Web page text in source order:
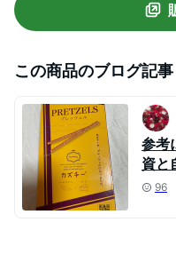
この商品のブログ記事
参考
資と
96